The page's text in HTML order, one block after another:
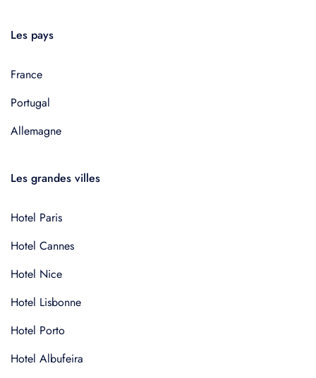
Les pays
France
Portugal
Allemagne
Les grandes villes
Hotel Paris
Hotel Cannes
Hotel Nice
Hotel Lisbonne
Hotel Porto
Hotel Albufeira